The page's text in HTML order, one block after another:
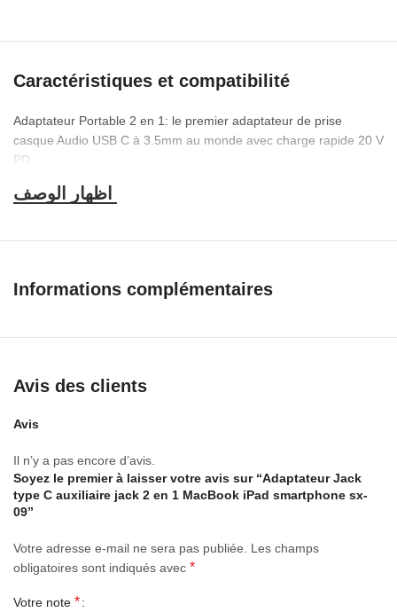
Caractéristiques et compatibilité
Adaptateur Portable 2 en 1: le premier adaptateur de prise
casque Audio USB C à 3.5mm au monde avec charge rapide 20 V
PD
Informations complémentaires
Avis des clients
Avis
Il n’y a pas encore d’avis.
Soyez le premier à laisser votre avis sur “Adaptateur Jack
type C auxiliaire jack 2 en 1 MacBook iPad smartphone sx-
09”
Votre adresse e-mail ne sera pas publiée.
Les champs
obligatoires sont indiqués avec *
Votre note *